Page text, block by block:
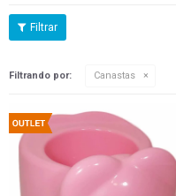
Filtrando por: Canastas